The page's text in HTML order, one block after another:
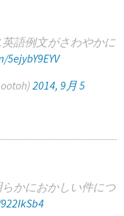
語例文がさわやかに
2014, 9月 5
かにおかしい件につ